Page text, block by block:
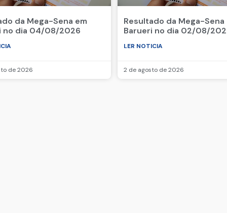
da Mega-Sena em
no dia 04/08/2026
de 2026
Resultado da Mega-Sena
Barueri no dia 02/08/
LER NOTICIA
2 de agosto de 2026